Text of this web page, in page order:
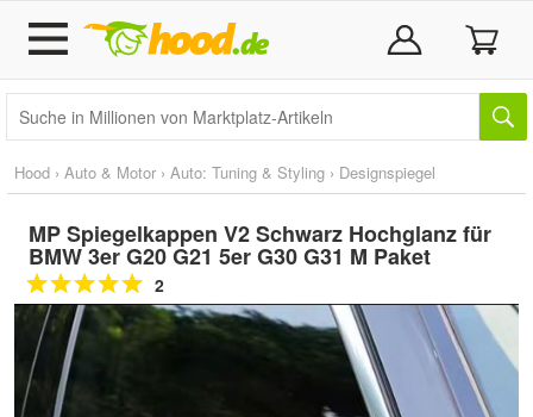
Hood › Auto & Motor › Auto: Tuning & Styling › Designspiegel
MP Spiegelkappen V2 Schwarz Hochglanz für
BMW 3er G20 G21 5er G30 G31 M Paket
2